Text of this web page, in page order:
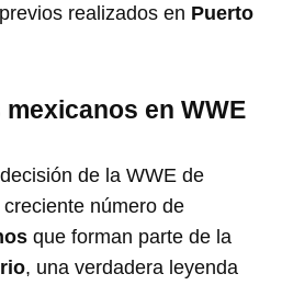
realizados en Puerto
en WWE
de la WWE de
número de
que forman parte de la
, una verdadera leyenda